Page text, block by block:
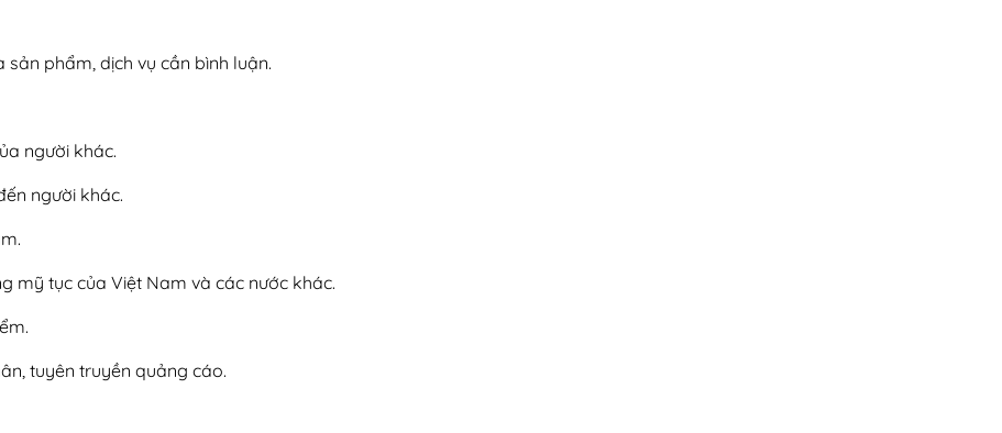
phẩm, dịch vụ cần bình luận.
người khác.
người khác.
mỹ tục của Việt Nam và các nước khác.
tuyên truyền quảng cáo.